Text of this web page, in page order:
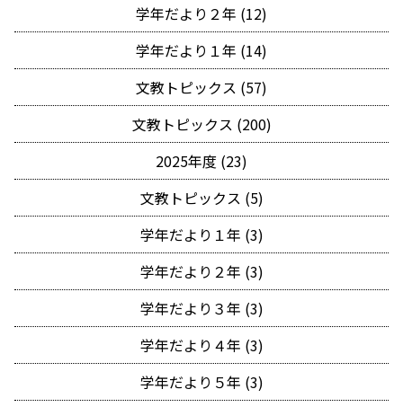
学年だより２年 (12)
学年だより１年 (14)
文教トピックス (57)
文教トピックス (200)
2025年度 (23)
文教トピックス (5)
学年だより１年 (3)
学年だより２年 (3)
学年だより３年 (3)
学年だより４年 (3)
学年だより５年 (3)